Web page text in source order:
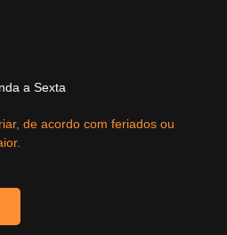
a Sexta
de acordo com feriados ou